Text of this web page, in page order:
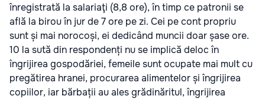
înregistrată la salariaţi (8,8 ore), în timp ce patronii se
află la birou în jur de 7 ore pe zi. Cei pe cont propriu
sunt și mai norocoși, ei dedicând muncii doar șase ore.
10 la sută din respondenți nu se implică deloc în
îngrijirea gospodăriei, femeile sunt ocupate mai mult cu
pregătirea hranei, procurarea alimentelor și îngrijirea
copiilor, iar bărbații au ales grădinăritul, îngrijirea